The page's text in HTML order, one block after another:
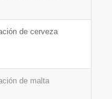
de cerveza
de malta